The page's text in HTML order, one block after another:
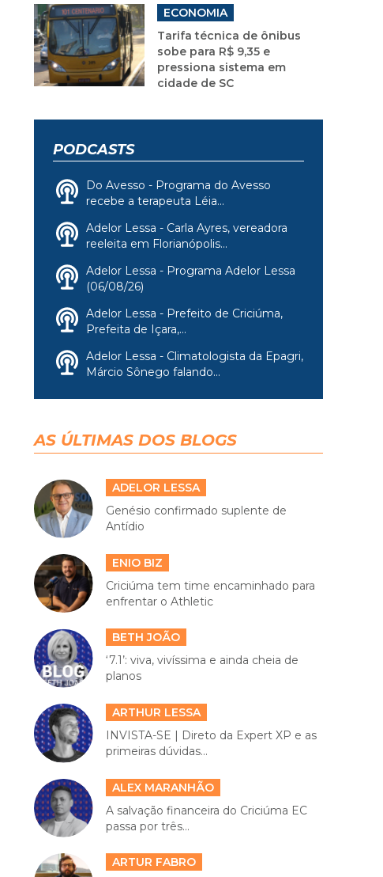
ECONOMIA
Tarifa técnica de ônibus
sobe para R$ 9,35 e
pressiona sistema em
cidade de SC
PODCASTS
Do Avesso - Programa do Avesso
recebe a terapeuta Léia...
Adelor Lessa - Carla Ayres, vereadora
reeleita em Florianópolis...
Adelor Lessa - Programa Adelor Lessa
(06/08/26)
Adelor Lessa - Prefeito de Criciúma,
Prefeita de Içara,...
Adelor Lessa - Climatologista da Epagri,
Márcio Sônego falando...
AS ÚLTIMAS DOS BLOGS
ADELOR LESSA
Genésio confirmado suplente de
Antídio
ENIO BIZ
Criciúma tem time encaminhado para
enfrentar o Athletic
BETH JOÃO
‘7.1’: viva, vivíssima e ainda cheia de
planos
ARTHUR LESSA
INVISTA-SE | Direto da Expert XP e as
primeiras dúvidas...
ALEX MARANHÃO
A salvação financeira do Criciúma EC
passa por três...
ARTUR FABRO